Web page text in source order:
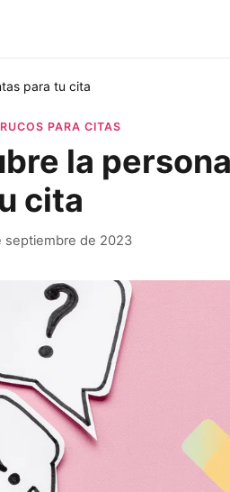
para tu cita
PARA CITAS
la
cita
septiembre de 2023